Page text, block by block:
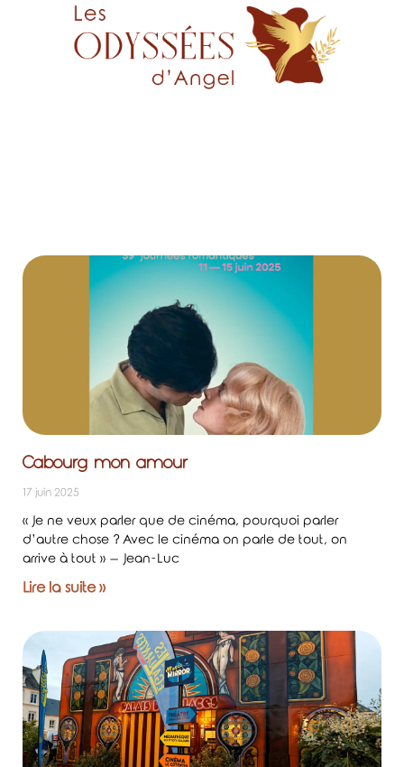
Cabourg mon amour
17 juin 2025
« Je ne veux parler que de cinéma, pourquoi parler
d’autre chose ? Avec le cinéma on parle de tout, on
arrive à tout » – Jean-Luc
Lire la suite »